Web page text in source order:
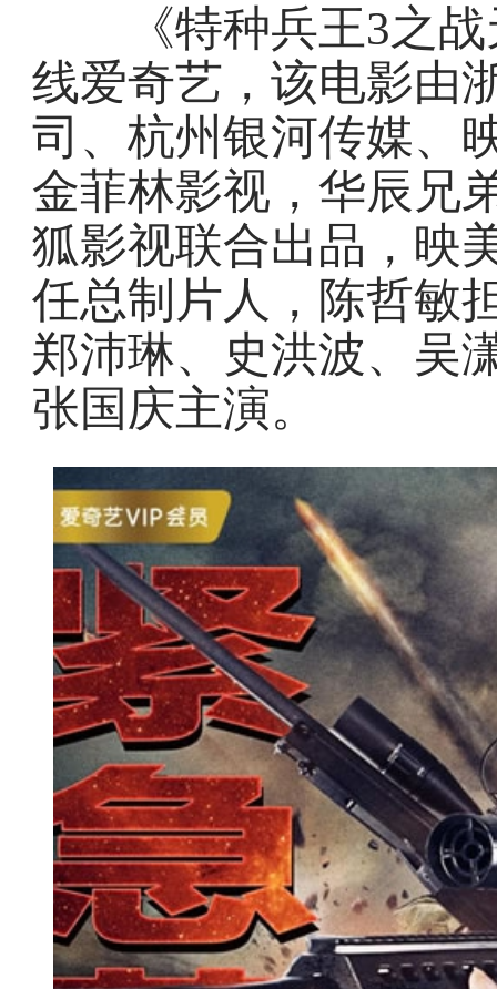
《特种兵王3之战
线爱奇艺，该电影由
司、杭州银河传媒、
金菲林影视，华辰兄
狐影视联合出品，映
任总制片人，陈哲敏
郑沛琳、史洪波、吴
张国庆主演。